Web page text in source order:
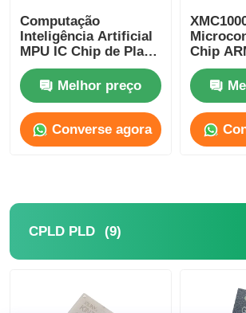
Computação
Inteligência Artificial
MPU IC Chip de Placa
Gráfica AD102-301-A1
Melhor preço
Converse agora
Chip
CPLD PLD (9)